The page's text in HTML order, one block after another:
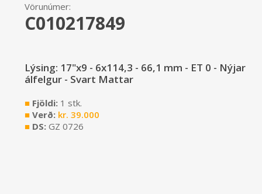
Vörunúmer:
C010217849
Lýsing: 17"x9 - 6x114,3 - 66,1 mm - ET 0 - Nýjar
álfelgur - Svart Mattar
■Fjöldi: 1 stk.
■Verð: kr. 39.000
■DS: GZ 0726